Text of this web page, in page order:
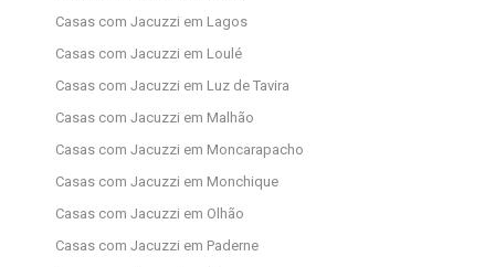
Casas com Jacuzzi em Lagos
Casas com Jacuzzi em Loulé
Casas com Jacuzzi em Luz de Tavira
Casas com Jacuzzi em Malhão
Casas com Jacuzzi em Moncarapacho
Casas com Jacuzzi em Monchique
Casas com Jacuzzi em Olhão
Casas com Jacuzzi em Paderne